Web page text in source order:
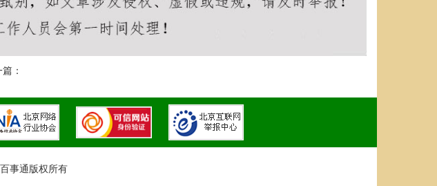
：
事通版权所有